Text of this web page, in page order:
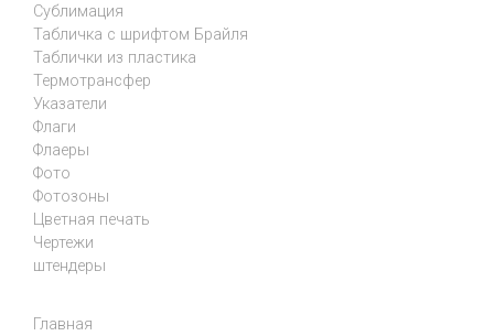
Сублимация
Табличка с шрифтом Брайля
Таблички из пластика
Термотрансфер
Указатели
Флаги
Флаеры
Фото
Фотозоны
Цветная печать
Чертежи
штендеры
Главная